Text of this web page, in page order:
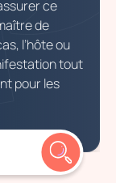
ce
de
l’hôte ou
tout
pour les